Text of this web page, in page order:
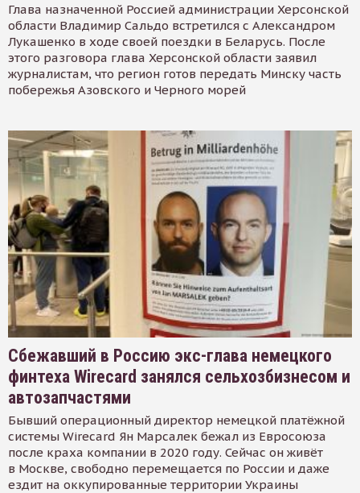
Глава назначенной Россией администрации Херсонской
области Владимир Сальдо встретился с Александром
Лукашенко в ходе своей поездки в Беларусь. После
этого разговора глава Херсонской области заявил
журналистам, что регион готов передать Минску часть
побережья Азовского и Черного морей
Сбежавший в Россию экс-глава немецкого
финтеха Wirecard занялся сельхозбизнесом и
автозапчастями
Бывший операционный директор немецкой платёжной
системы Wirecard Ян Марсалек бежал из Евросоюза
после краха компании в 2020 году. Сейчас он живёт
в Москве, свободно перемещается по России и даже
ездит на оккупированные территории Украины